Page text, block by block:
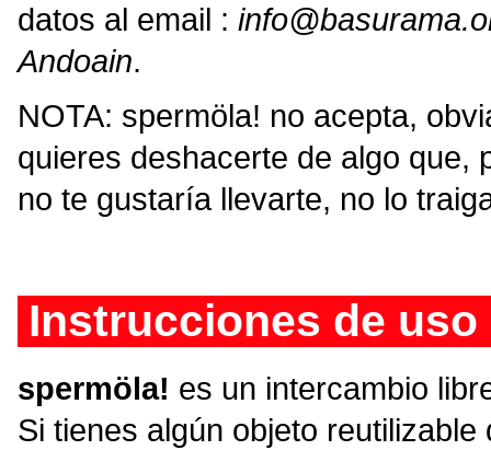
datos al email :
Andoain.
NOTA: spermöla! no acepta,
quieres deshacerte de algo que,
no te gustaría llevarte, no lo
Instrucciones de uso
spermöla! es un intercambio
Si tienes algún objeto